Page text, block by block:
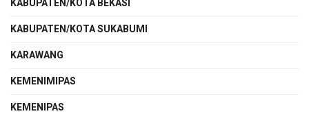
KABUPATEN/KOTA BEKASI
KABUPATEN/KOTA SUKABUMI
KARAWANG
KEMENIMIPAS
KEMENIPAS